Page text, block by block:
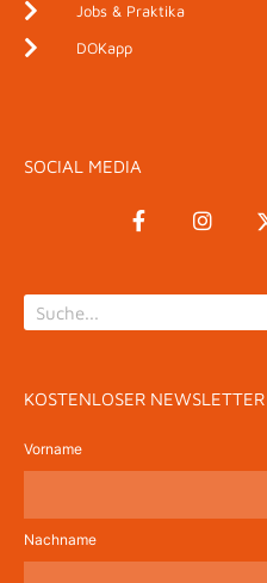
Jobs & Praktika
DOKapp
SOCIAL MEDIA
KOSTENLOSER NEWSLETTER
Vorname
Nachname